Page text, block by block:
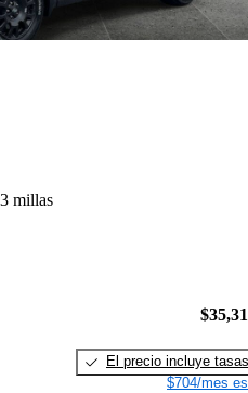
millas
El precio incluye tasas
$704/mes